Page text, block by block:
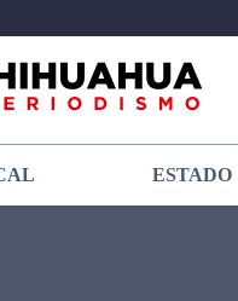
ESTADO